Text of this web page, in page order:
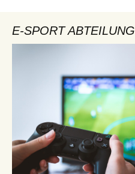
E-SPORT ABTEILUNG